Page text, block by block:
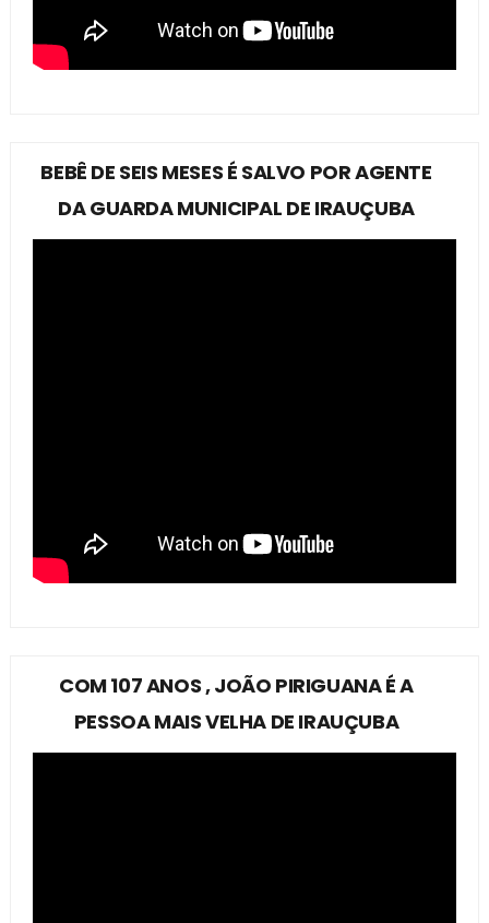
BEBÊ DE SEIS MESES É SALVO POR AGENTE
DA GUARDA MUNICIPAL DE IRAUÇUBA
COM 107 ANOS , JOÃO PIRIGUANA É A
PESSOA MAIS VELHA DE IRAUÇUBA